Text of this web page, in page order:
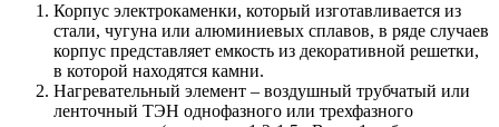
Корпус электрокаменки, который изготавливается из
стали, чугуна или алюминиевых сплавов, в ряде случаев
корпус представляет емкость из декоративной решетки,
в которой находятся камни.
Нагревательный элемент – воздушный трубчатый или
ленточный ТЭН однофазного или трехфазного